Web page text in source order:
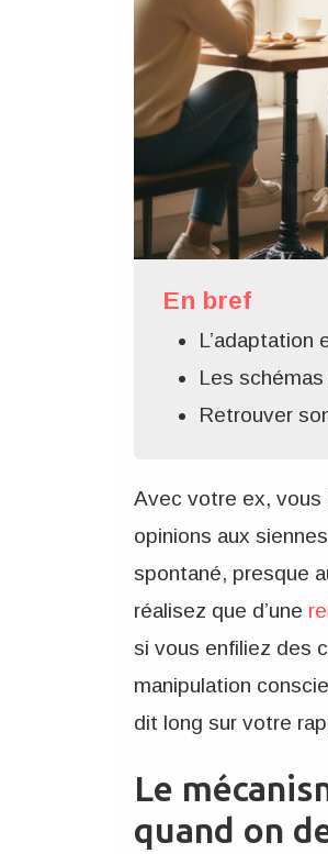
En bref
L’adaptation
Les
Retrouver
Avec votre ex,
opinions aux
spontané, presque
réalisez que d’une
si vous enfiliez des
manipulation
dit long sur votre
Le
quand on